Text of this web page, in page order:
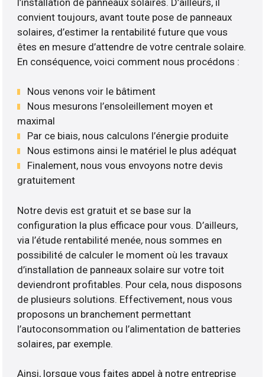
convient toujours, avant toute pose de panneaux
solaires, d’estimer la rentabilité future que vous
êtes en mesure d’attendre de votre centrale solaire.
En conséquence, voici comment nous procédons :
Nous venons voir le bâtiment
Nous mesurons l’ensoleillement moyen et
maximal
Par ce biais, nous calculons l’énergie produite
Nous estimons ainsi le matériel le plus adéquat
Finalement, nous vous envoyons notre devis
gratuitement
Notre devis est gratuit et se base sur la
configuration la plus efficace pour vous. D’ailleurs,
via l’étude rentabilité menée, nous sommes en
possibilité de calculer le moment où les travaux
d’installation de panneaux solaire sur votre toit
deviendront profitables. Pour cela, nous disposons
de plusieurs solutions. Effectivement, nous vous
proposons un branchement permettant
l’autoconsommation ou l’alimentation de batteries
solaires, par exemple.
Ainsi, lorsque vous faites appel à notre entreprise